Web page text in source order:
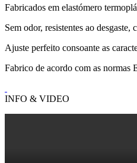
Fabricados em elastómero
Sem odor, resistentes ao
Ajuste perfeito consoante as
Fabrico de acordo com as
INFO & VIDEO